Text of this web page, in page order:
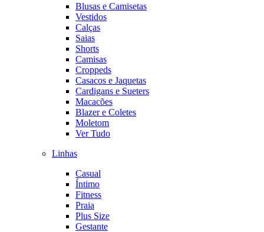
Blusas e Camisetas
Vestidos
Calças
Saias
Shorts
Camisas
Croppeds
Casacos e Jaquetas
Cardigans e Sueters
Macacões
Blazer e Coletes
Moletom
Ver Tudo
Linhas
Casual
Íntimo
Fitness
Praia
Plus Size
Gestante